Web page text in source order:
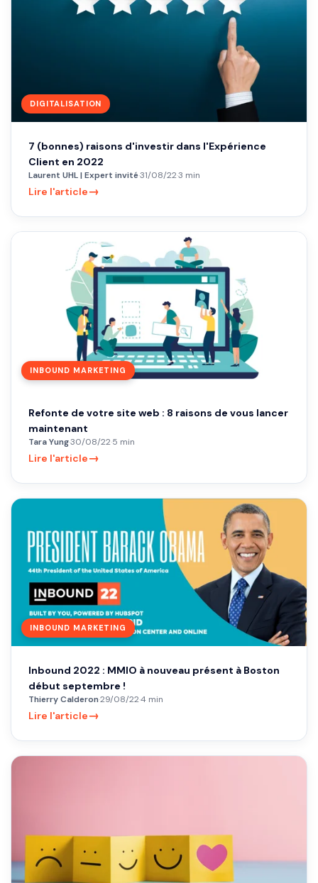
DIGITALISATION
7 (bonnes) raisons d'investir dans l'Expérience
Client en 2022
Laurent UHL | Expert invité·31/08/22·3 min
Lire l'article→
INBOUND MARKETING
Refonte de votre site web : 8 raisons de vous lancer
maintenant
Tara Yung·30/08/22·5 min
Lire l'article→
INBOUND MARKETING
Inbound 2022 : MMIO à nouveau présent à Boston
début septembre !
Thierry Calderon·29/08/22·4 min
Lire l'article→